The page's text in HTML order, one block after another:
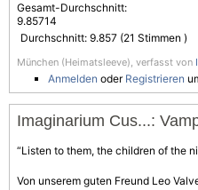
Gesamt-Durchschnitt:
9.85714
Durchschnitt: 9.857 (21 Stimmen )
München (Heimatsleeve), verfasst von
Anmelden oder Registrieren
Imaginarium Cus...:
“Listen to them, the children of the
Von unserem guten Freund Leo